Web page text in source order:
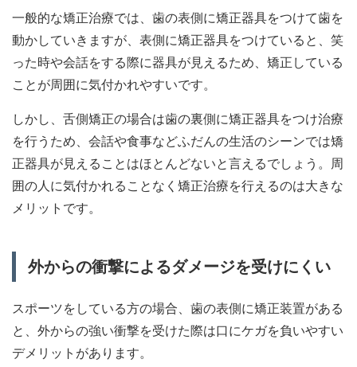
一般的な矯正治療では、歯の表側に矯正器具をつけて歯を
動かしていきますが、表側に矯正器具をつけていると、笑
った時や会話をする際に器具が見えるため、矯正している
ことが周囲に気付かれやすいです。
しかし、舌側矯正の場合は歯の裏側に矯正器具をつけ治療
を行うため、会話や食事などふだんの生活のシーンでは矯
正器具が見えることはほとんどないと言えるでしょう。周
囲の人に気付かれることなく矯正治療を行えるのは大きな
メリットです。
外からの衝撃によるダメージを受けにくい
スポーツをしている方の場合、歯の表側に矯正装置がある
と、外からの強い衝撃を受けた際は口にケガを負いやすい
デメリットがあります。